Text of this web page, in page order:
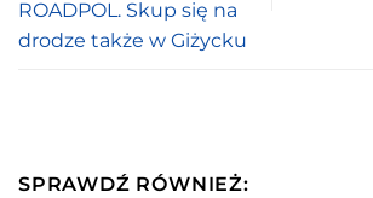
ROADPOL. Skup się na
drodze także w Giżycku
SPRAWDŹ RÓWNIEŻ: